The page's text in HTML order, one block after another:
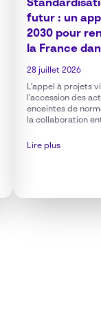
futur : un
2030 pour
la France
28 juillet 2026
L'appel à projets
l'accession des
enceintes de
la collaboration
Lire plus